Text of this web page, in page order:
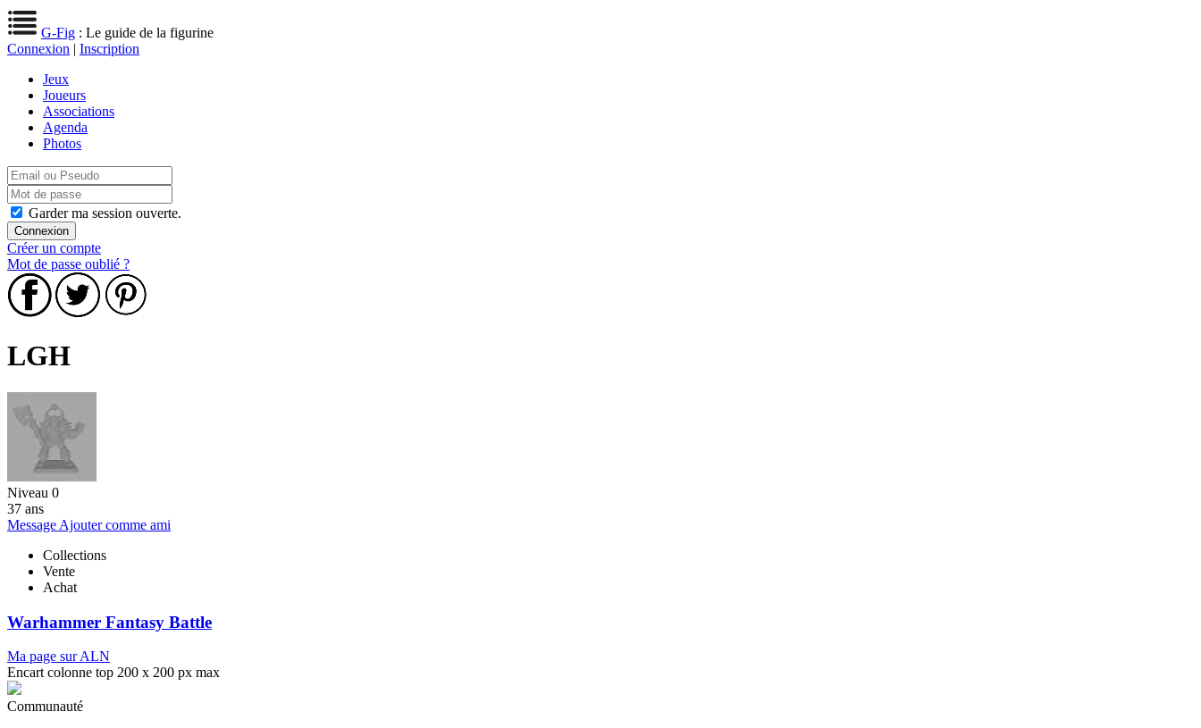
G-Fig : Le guide de la figurine
Connexion | Inscription
Jeux
Joueurs
Associations
Agenda
Photos
Garder ma session ouverte.
Créer un compte
Mot de passe oublié ?
LGH
Niveau 0
37 ans
Message Ajouter comme ami
Collections
Vente
Achat
Warhammer Fantasy Battle
Ma page sur ALN
Encart colonne top 200 x 200 px max
Communauté